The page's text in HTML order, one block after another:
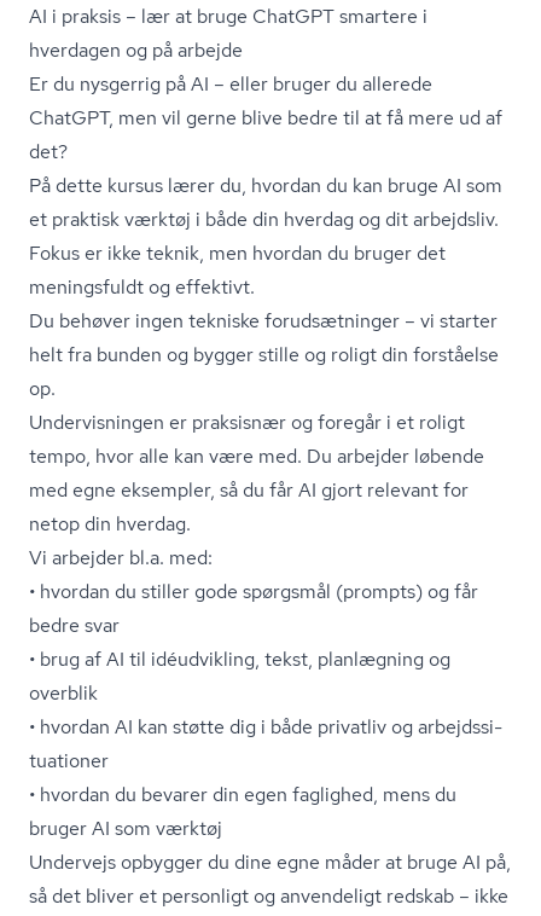
AI i praksis – lær at bruge ChatGPT smartere i
hverdagen og på arbejde
Er du nysgerrig på AI – eller bruger du allerede
ChatGPT, men vil gerne blive bedre til at få mere ud af
det?
På dette kursus lærer du, hvordan du kan bruge AI som
et praktisk værktøj i både din hverdag og dit arbejdsliv.
Fokus er ikke teknik, men hvordan du bruger det
meningsfuldt og effektivt.
Du behøver ingen tekniske forudsætninger – vi starter
helt fra bunden og bygger stille og roligt din forståelse
op.
Undervisningen er praksisnær og foregår i et roligt
tempo, hvor alle kan være med. Du arbejder løbende
med egne eksempler, så du får AI gjort relevant for
netop din hverdag.
Vi arbejder bl.a. med:
• hvordan du stiller gode spørgsmål (prompts) og får
bedre svar
• brug af AI til idéudvikling, tekst, planlægning og
overblik
• hvordan AI kan støtte dig i både privatliv og ar­bejds­si­
tu­a­tio­ner
• hvordan du bevarer din egen faglighed, mens du
bruger AI som værktøj
Undervejs opbygger du dine egne måder at bruge AI på,
så det bliver et personligt og anvendeligt redskab – ikke